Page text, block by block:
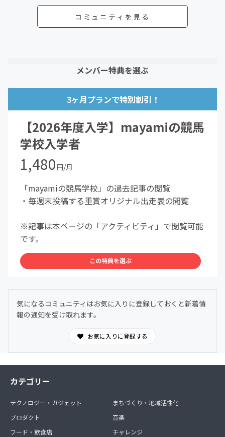
コミュニティを見る
メンバー特典を選ぶ
3ヶ月プランで特別割引！
【2026年度入学】mayamiの競馬
学校入学者
1,480円/月
「mayamiの競馬学校」の過去記事の閲覧
・毎週末投稿する重賞オリジナル出走表の閲覧
※記事は本ページの「アクティビティ」で閲覧可能
です。
この特典を選ぶ
気になるコミュニティはお気に入りに登録しておくと新着情
報の通知を受け取れます。
お気に入りに登録する
カテゴリー
テクノロジー・ガジェット
プロダクト
フード・飲食店
まちづくり・地域活性化
音楽
チャレンジ